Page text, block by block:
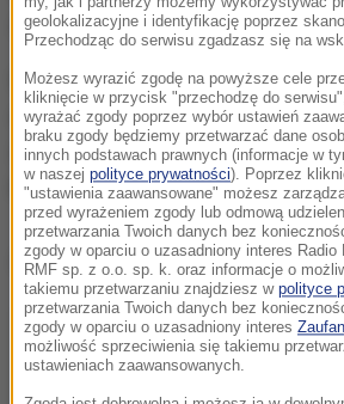
KPO- zaznaczył premier.
Wskazał, że znalazły się tam
obwodnice, nowe drogi,
200 szpitali, remonty szkół, a
Polskę cyfrową.
Dalsza część artykułu pod
geolokalizacyjne i identyfikację poprzez
Przechodząc do serwisu zgadzasz się na
Możesz wyrazić zgodę na powyższe cele
kliknięcie w przycisk "przechodzę do
wyrażać zgody poprzez wybór ustawień
braku zgody będziemy przetwarzać dane
innych podstawach prawnych (informacje w
w naszej polityce prywatności). Poprzez
"ustawienia zaawansowane" możesz
przed wyrażeniem zgody lub odmową
przetwarzania Twoich danych bez
zgody w oparciu o uzasadniony interes
RMF sp. z o.o. sp. k. oraz informacje o
takiemu przetwarzaniu znajdziesz w polityce
przetwarzania Twoich danych bez
zgody w oparciu o uzasadniony interes
możliwość sprzeciwienia się takiemu
ustawieniach zaawansowanych.